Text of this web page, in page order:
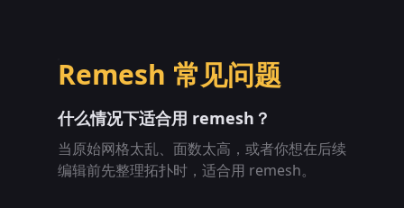
Remesh 常见问题
什么情况下适合用 remesh？
当原始网格太乱、面数太高，或者你想在后续
编辑前先整理拓扑时，适合用 remesh。